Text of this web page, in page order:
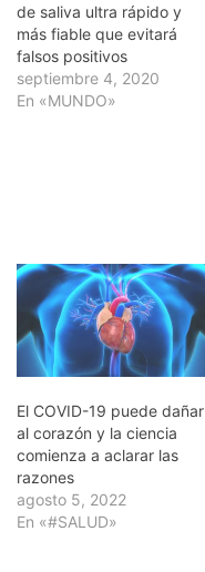
de saliva ultra rápido y
más fiable que evitará
falsos positivos
septiembre 4, 2020
En «MUNDO»
El COVID-19 puede dañar
al corazón y la ciencia
comienza a aclarar las
razones
agosto 5, 2022
En «#SALUD»